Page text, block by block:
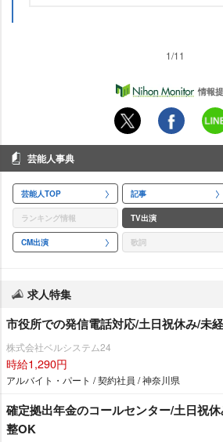
1/11
情報
芸能人事典
芸能人TOP 記事
ランキング情報 TV出演
CM出演 歌詞
求人特集
市役所での発信電話対応/土日祝休み/未
株式会社ベルシステム24
時給1,290円
アルバイト・パート / 契約社員 / 神奈川県
確定拠出年金のコールセンター/土日祝
整OK